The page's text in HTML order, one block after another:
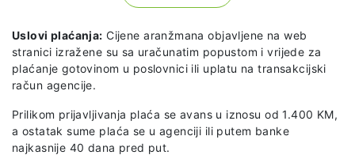
Uslovi plaćanja: Cijene aranžmana objavljene na web
stranici izražene su sa uračunatim popustom i vrijede za
plaćanje gotovinom u poslovnici ili uplatu na transakcijski
račun agencije.
Prilikom prijavljivanja plaća se avans u iznosu od 1.400 KM,
a ostatak sume plaća se u agenciji ili putem banke
najkasnije 40 dana pred put.